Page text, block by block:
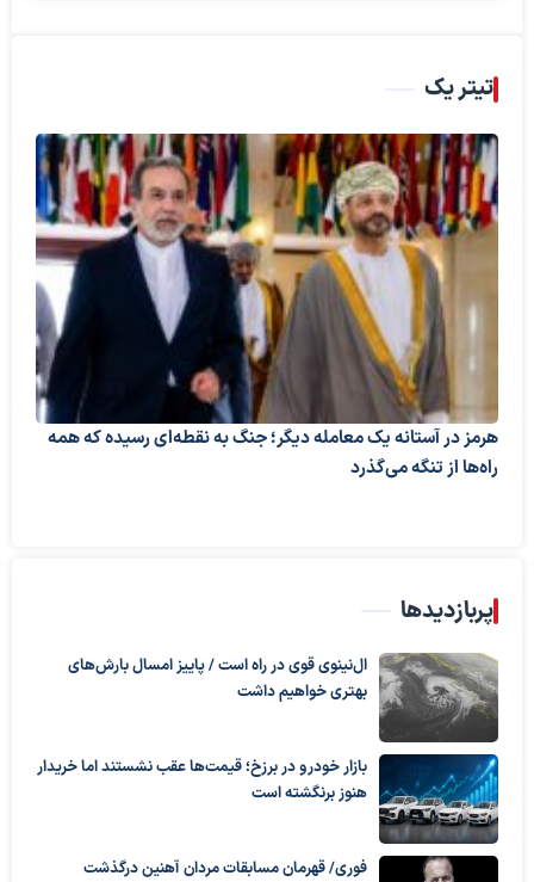
تیتر یک
هرمز در آستانه یک معامله دیگر؛ جنگ به نقطه‌ای رسیده که همه
راه‌ها از تنگه می‌گذرد
پربازدیدها
ال‌نینوی قوی در راه است / پاییز امسال بارش‌های
بهتری خواهیم داشت
بازار خودرو در برزخ؛ قیمت‌ها عقب نشستند اما خریدار
هنوز برنگشته است
فوری/ قهرمان مسابقات مردان آهنین درگذشت